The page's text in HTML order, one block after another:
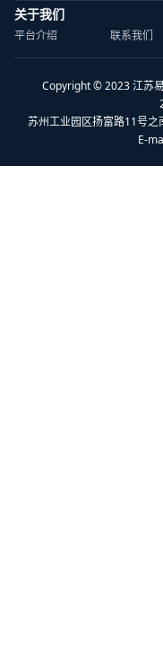
关于我们
平台介绍 联系我们
Copyright © 2023 江苏
苏州工业园区扬富路11号
E-